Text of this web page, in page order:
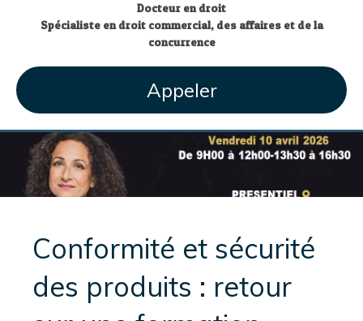
Docteur en droit
Spécialiste en droit commercial, des affaires et de la
concurrence
Appeler
Conformité et sécurité
des produits : retour